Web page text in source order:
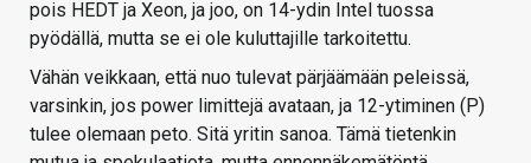
pois HEDT ja Xeon, ja joo, on 14-ydin Intel tuossa
pyödällä, mutta se ei ole kuluttajille tarkoitettu.
Vähän veikkaan, että nuo tulevat pärjäämään peleissä,
varsinkin, jos power limittejä avataan, ja 12-ytiminen (P)
tulee olemaan peto. Sitä yritin sanoa. Tämä tietenkin